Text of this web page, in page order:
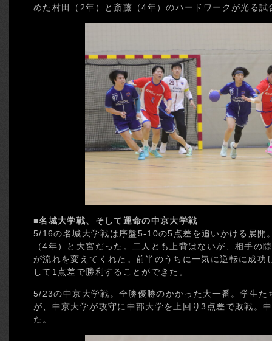
めた村田（2年）と斎藤（4年）のハードワークが光る試
■名城大学戦、そして運命の中京大学戦
5/16の名城大学戦は序盤5-10の5点差を追いかける展開
（4年）と大宮だった。二人とも上背はないが、相手の
が流れを変えてくれた。前半のうちに一気に逆転に成功
して1点差で勝利することができた。
5/23の中京大学戦。全勝優勝のかかった大一番。学生
が、中京大学が攻守に中部大学を上回り3点差で敗戦。
た。